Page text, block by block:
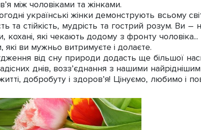
між чоловіками та жінками.
українські жінки демонструють всьому
стійкість, мудрість та гострий розум. Ви –
кохані, які чекають додому з фронту
ви мужньо витримуєте і долаєте.
від сну природи додасть ще більшої
днів, возз’єднання з нашими
добробуту і здоров’я! Цінуємо, любимо і